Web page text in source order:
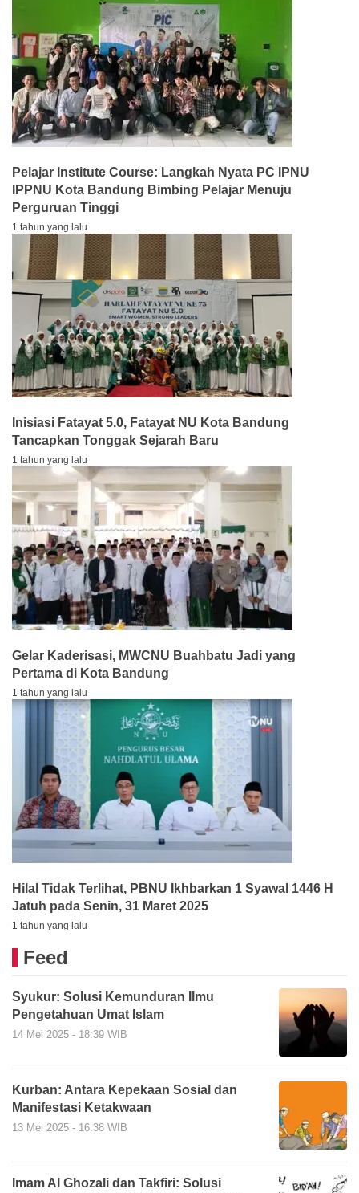
Pelajar Institute Course: Langkah Nyata PC IPNU
IPPNU Kota Bandung Bimbing Pelajar Menuju
Perguruan Tinggi
1 tahun yang lalu
Inisiasi Fatayat 5.0, Fatayat NU Kota Bandung
Tancapkan Tonggak Sejarah Baru
1 tahun yang lalu
Gelar Kaderisasi, MWCNU Buahbatu Jadi yang
Pertama di Kota Bandung
1 tahun yang lalu
Hilal Tidak Terlihat, PBNU Ikhbarkan 1 Syawal 1446 H
Jatuh pada Senin, 31 Maret 2025
1 tahun yang lalu
Feed
Syukur: Solusi Kemunduran Ilmu
Pengetahuan Umat Islam
14 Mei 2025 - 18:39 WIB
Kurban: Antara Kepekaan Sosial dan
Manifestasi Ketakwaan
13 Mei 2025 - 16:38 WIB
Imam Al Ghozali dan Takfiri: Solusi